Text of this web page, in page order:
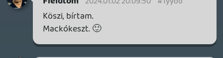
- BG3: azért nem lehet elengedni, hogy ez
nem a casual emberek játéka, de még csak
nem is a kevés szabadidős emberek játéka.
Szerintem amúgy világszerte megkapja a
neki járó dícséretet és sikert.